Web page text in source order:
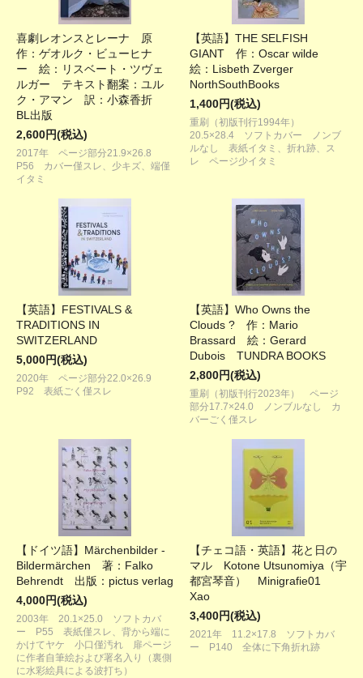
喜劇レオンスとレーナ 原
作：ゲオルク・ビューヒナ
ー 絵：リスベート・ツヴェ
ルガー テキスト翻案：ユル
ク・アマン 訳：小森香折
BL出版
2,600円(税込)
2017年 ページ部分21.9×26.8
P56 カバー僅スレ、少キズ、端僅
イタミ
【英語】THE SELFISH
GIANT 作：Oscar wilde
絵：Lisbeth Zverger
NorthSouthBooks
1,400円(税込)
重刷（初版刊行1994年）
20.5×28.4 ソフトカバー ノンブ
ルなし 表紙イタミ、折れ跡、ス
レ ページ少イタミ
【英語】FESTIVALS &
TRADITIONS IN
SWITZERLAND
5,000円(税込)
2020年 ページ部分22.0×26.9
P92 表紙ごく僅スレ
【英語】Who Owns the
Clouds ? 作：Mario
Brassard 絵：Gerard
Dubois TUNDRA BOOKS
2,800円(税込)
重刷（初版刊行2023年） ページ
部分17.7×24.0 ノンブルなし カ
バーごく僅スレ
【ドイツ語】Märchenbilder -
Bildermärchen 著：Falko
Behrendt 出版：pictus verlag
4,000円(税込)
2003年 20.1×25.0 ソフトカバ
ー P55 表紙僅スレ、背から端に
かけてヤケ 小口僅汚れ 扉ページ
に作者自筆絵および署名入り（裏側
に水彩絵具による波打ち）
【チェコ語・英語】花と日の
マル Kotone Utsunomiya（宇
都宮琴音） Minigrafie01
Xao
3,400円(税込)
2021年 11.2×17.8 ソフトカバ
ー P140 全体に下角折れ跡